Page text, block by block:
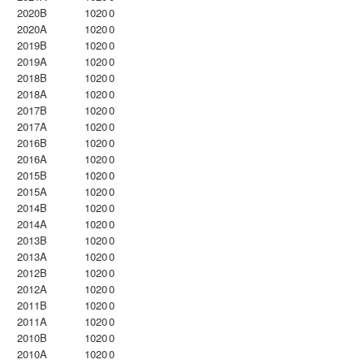
2020B
10200
2020A
10200
2019B
10200
2019A
10200
2018B
10200
2018A
10200
2017B
10200
2017A
10200
2016B
10200
2016A
10200
2015B
10200
2015A
10200
2014B
10200
2014A
10200
2013B
10200
2013A
10200
2012B
10200
2012A
10200
2011B
10200
2011A
10200
2010B
10200
2010A
10200